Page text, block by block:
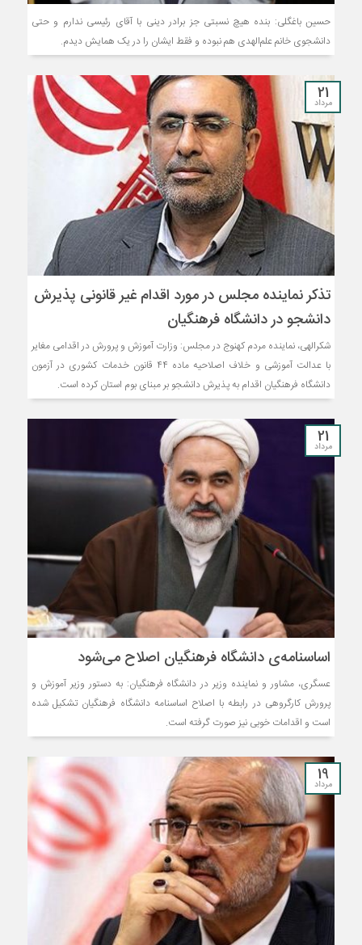
حسین باغگلی: بنده هیچ نسبتی جز برادر دینی با آقای رئیسی ندارم و حتی
دانشجوی خانم علم‌الهدی هم نبوده و فقط ایشان را در یک همایش دیدم. ‌
21
مرداد
تذکر نماینده مجلس در مورد اقدام غیر قانونی پذیرش
دانشجو در دانشگاه فرهنگیان
شکرالهی، نماینده مردم کهنوج در مجلس: وزارت آموزش و پرورش در اقدامی مغایر
با عدالت آموزشی و خلاف اصلاحیه ماده ۴۴ قانون خدمات کشوری در آزمون
دانشگاه فرهنگیان اقدام به پذیرش دانشجو بر مبنای بوم استان کرده است.
21
مرداد
اساسنامه‌ی دانشگاه فرهنگیان اصلاح می‌شود
عسگری، مشاور و نماینده وزیر در دانشگاه فرهنگیان: به دستور وزیر آموزش و
پرورش کارگروهی در رابطه با اصلاح اساسنامه دانشگاه فرهنگیان تشکیل شده
است و اقدامات خوبی نیز صورت گرفته است.
19
مرداد